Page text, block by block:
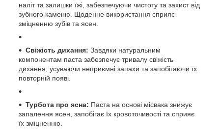
наліт та залишки їжі, забезпечуючи чистоту та захист від
зубного каменю. Щоденне використання сприяє
зміцненню зубів та ясен.
Свіжість дихання: Завдяки натуральним
компонентам паста забезпечує тривалу свіжість
дихання, усуваючи неприємні запахи та запобігаючи їх
повторній появі.
Турбота про ясна: Паста на основі місвака знижує
запалення ясен, запобігає їх кровоточивості та сприяє
їх зміцненню.